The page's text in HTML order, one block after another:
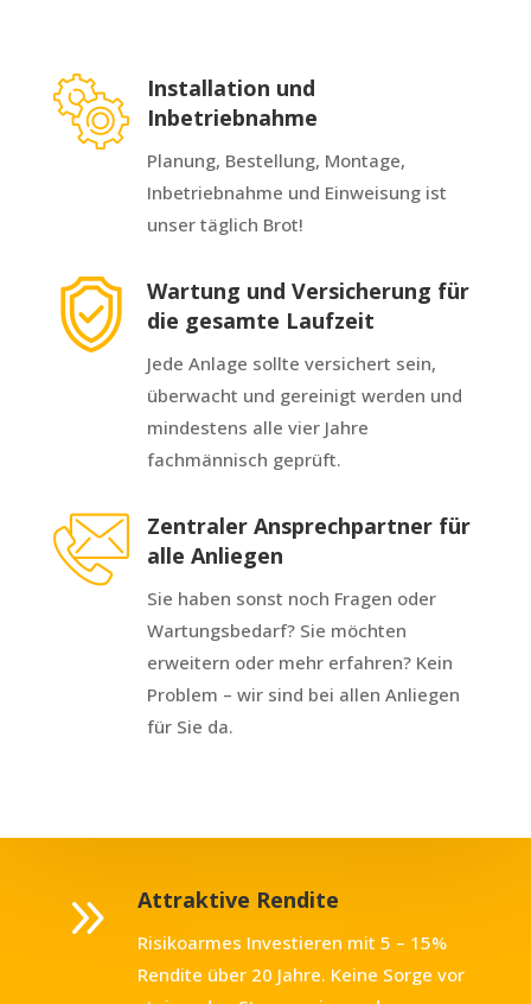
Installation und
Inbetriebnahme
Planung, Bestellung, Montage,
Inbetriebnahme und Einweisung ist
unser täglich Brot!
Wartung und Versicherung für
die gesamte Laufzeit
Jede Anlage sollte versichert sein,
überwacht und gereinigt werden und
mindestens alle vier Jahre
fachmännisch geprüft.
Zentraler Ansprechpartner für
alle Anliegen
Sie haben sonst noch Fragen oder
Wartungsbedarf? Sie möchten
erweitern oder mehr erfahren? Kein
Problem – wir sind bei allen Anliegen
für Sie da.
9 Attraktive Rendite
Risikoarmes Investieren mit 5 – 15%
Rendite über 20 Jahre. Keine Sorge vor